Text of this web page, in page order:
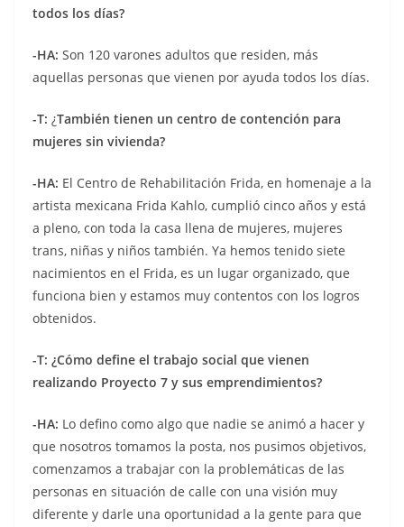
todos los días?
-HA: Son 120 varones adultos que residen, más
aquellas personas que vienen por ayuda todos los días.
-T: ¿También tienen un centro de contención para
mujeres sin vivienda?
-HA: El Centro de Rehabilitación Frida, en homenaje a la
artista mexicana Frida Kahlo, cumplió cinco años y está
a pleno, con toda la casa llena de mujeres, mujeres
trans, niñas y niños también. Ya hemos tenido siete
nacimientos en el Frida, es un lugar organizado, que
funciona bien y estamos muy contentos con los logros
obtenidos.
-T: ¿Cómo define el trabajo social que vienen
realizando Proyecto 7 y sus emprendimientos?
-HA: Lo defino como algo que nadie se animó a hacer y
que nosotros tomamos la posta, nos pusimos objetivos,
comenzamos a trabajar con la problemáticas de las
personas en situación de calle con una visión muy
diferente y darle una oportunidad a la gente para que